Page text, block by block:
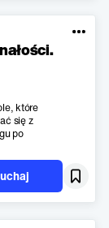
które
się z
po